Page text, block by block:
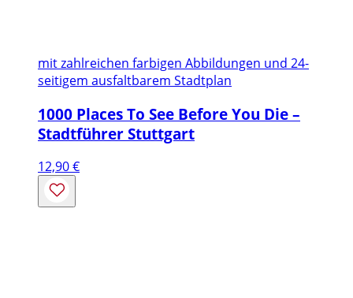
mit zahlreichen farbigen Abbildungen und 24-
seitigem ausfaltbarem Stadtplan
1000 Places To See Before You Die –
Stadtführer Stuttgart
12,90€